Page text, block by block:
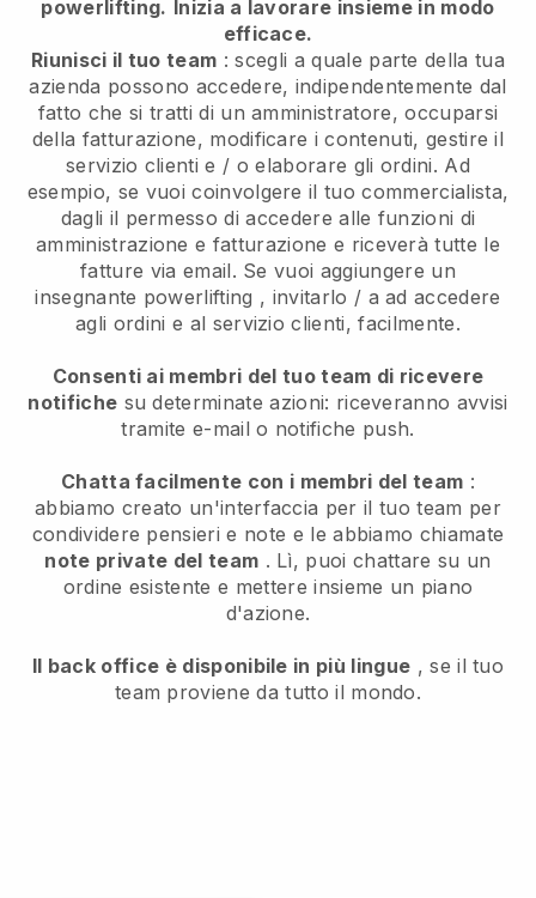
powerlifting. Inizia a lavorare insieme in modo
efficace.
Riunisci il tuo team : scegli a quale parte della tua
azienda possono accedere, indipendentemente dal
fatto che si tratti di un amministratore, occuparsi
della fatturazione, modificare i contenuti, gestire il
servizio clienti e / o elaborare gli ordini. Ad
esempio, se vuoi coinvolgere il tuo commercialista,
dagli il permesso di accedere alle funzioni di
amministrazione e fatturazione e riceverà tutte le
fatture via email. Se vuoi aggiungere un
insegnante powerlifting , invitarlo / a ad accedere
agli ordini e al servizio clienti, facilmente.
Consenti ai membri del tuo team di ricevere
notifiche su determinate azioni: riceveranno avvisi
tramite e-mail o notifiche push.
Chatta facilmente con i membri del team :
abbiamo creato un'interfaccia per il tuo team per
condividere pensieri e note e le abbiamo chiamate
note private del team . Lì, puoi chattare su un
ordine esistente e mettere insieme un piano
d'azione.
Il back office è disponibile in più lingue , se il tuo
team proviene da tutto il mondo.